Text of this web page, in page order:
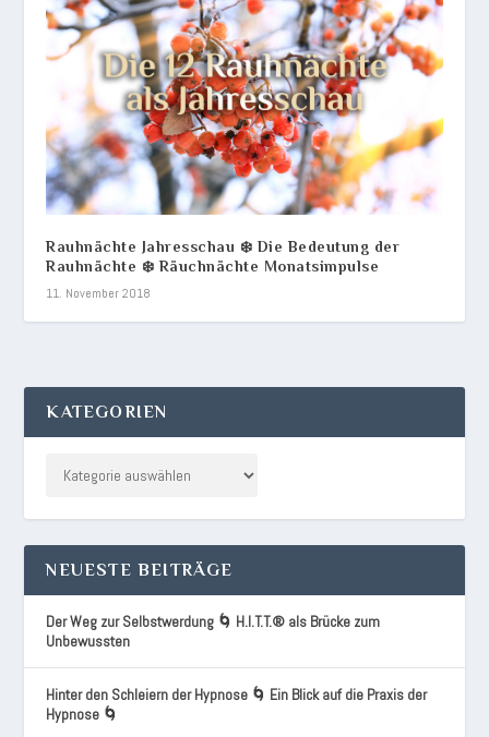
Rauhnächte Jahresschau ❄️ Die Bedeutung der
Rauhnächte ❄️ Räuchnächte Monatsimpulse
11. November 2018
KATEGORIEN
NEUESTE BEITRÄGE
Der Weg zur Selbstwerdung 🌀 H.I.T.T.® als Brücke zum
Unbewussten
Hinter den Schleiern der Hypnose 🌀 Ein Blick auf die Praxis der
Hypnose 🌀